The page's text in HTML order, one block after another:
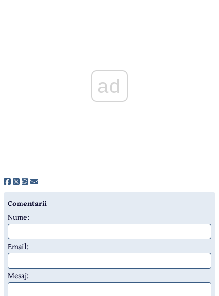
ad
Comentarii
Nume:
Email:
Mesaj: